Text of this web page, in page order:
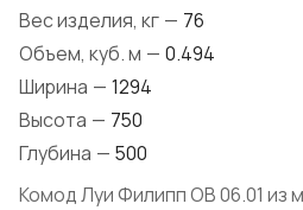
Вес изделия, кг — 76
Объем, куб. м — 0.494
Ширина — 1294
Высота — 750
Глубина — 500
Комод Луи Филипп ОВ 06.01 из